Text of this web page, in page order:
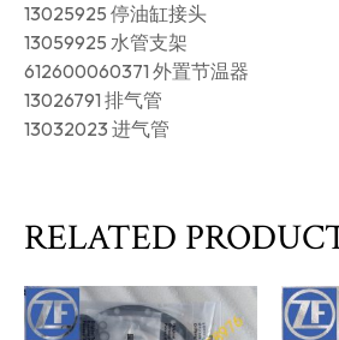
13025925 停油缸接头
13059925 水管支架
612600060371 外置节温器
13026791 排气管
13032023 进气管
RELATED